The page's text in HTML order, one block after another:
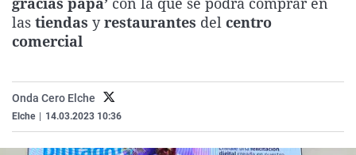
La rosa de los vientos
Caso
Extremadura
Virales
las tiendas yrestaurantes del centro
comercial
Onda Cero Elche
Elche 14.03.2023 10:36